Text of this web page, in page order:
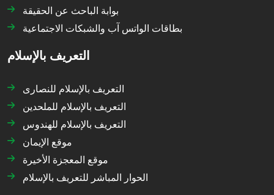
بوابة الباحث عن الحقيقة
بطاقات الواتس آب والشبكات الاجتماعية
التعريف بالإسلام
التعريف بالإسلام للنصارى
التعريف بالإسلام للملحدين
التعريف بالإسلام للهندوس
موقع الإيمان
موقع المعجزة الأخيرة
الحوار المباشر للتعريف بالإسلام